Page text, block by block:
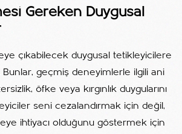
Gereken Duygusal
çıkabilecek duygusal tetikleyicilere
geçmiş deneyimlerle ilgili ani
öfke veya kırgınlık duygularını
seni cezalandırmak için değil,
ihtiyacı olduğunu göstermek için